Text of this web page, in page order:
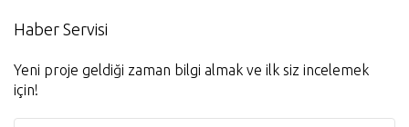
Haber Servisi
Yeni proje geldiği zaman bilgi almak ve ilk siz incelemek
için!